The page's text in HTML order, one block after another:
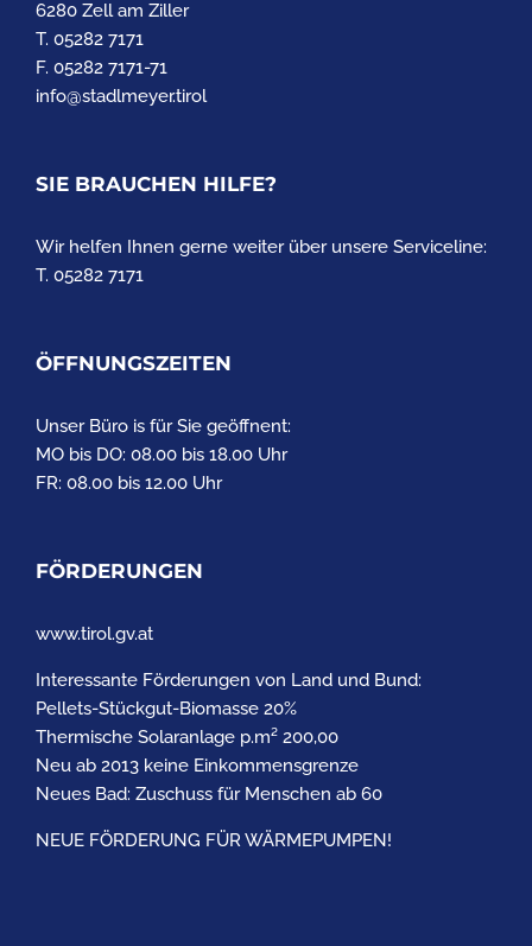
6280 Zell am Ziller
T. 05282 7171
F. 05282 7171-71
info@stadlmeyer.tirol
SIE BRAUCHEN HILFE?
Wir helfen Ihnen gerne weiter über unsere Serviceline:
T. 05282 7171
ÖFFNUNGSZEITEN
Unser Büro is für Sie geöffnent:
MO bis DO: 08.00 bis 18.00 Uhr
FR: 08.00 bis 12.00 Uhr
FÖRDERUNGEN
www.tirol.gv.at
Interessante Förderungen von Land und Bund:
Pellets-Stückgut-Biomasse 20%
Thermische Solaranlage p.m² 200,00
Neu ab 2013 keine Einkommensgrenze
Neues Bad: Zuschuss für Menschen ab 60
NEUE FÖRDERUNG FÜR WÄRMEPUMPEN!